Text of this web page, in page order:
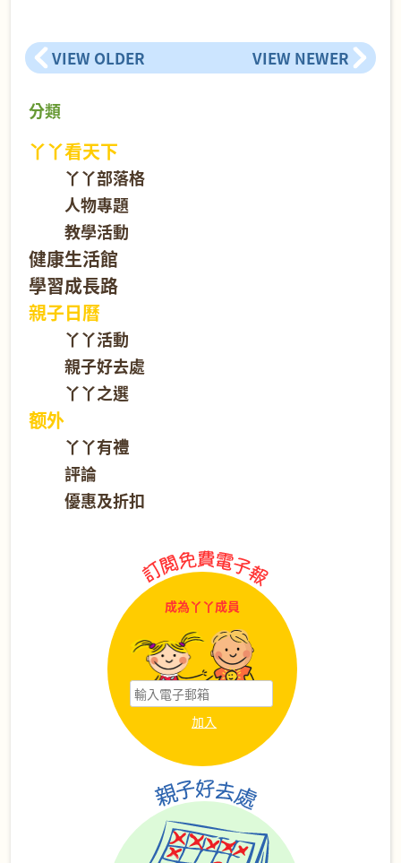
VIEW OLDER VIEW NEWER
分類
丫丫看天下
丫丫部落格
人物專題
教學活動
健康生活館
學習成長路
親子日曆
丫丫活動
親子好去處
丫丫之選
额外
丫丫有禮
評論
優惠及折扣
成為丫丫成員